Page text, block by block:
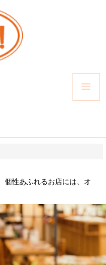
個性あふれるお店には、オ